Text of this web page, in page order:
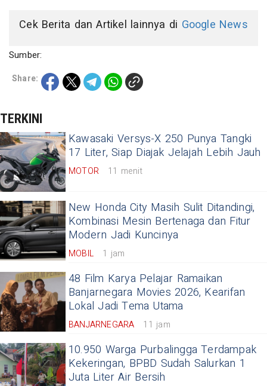
Cek Berita dan Artikel lainnya di Google News
Sumber:
Share:
TERKINI
Kawasaki Versys-X 250 Punya Tangki
17 Liter, Siap Diajak Jelajah Lebih Jauh
MOTOR 11 menit
New Honda City Masih Sulit Ditandingi,
Kombinasi Mesin Bertenaga dan Fitur
Modern Jadi Kuncinya
MOBIL 1 jam
48 Film Karya Pelajar Ramaikan
Banjarnegara Movies 2026, Kearifan
Lokal Jadi Tema Utama
BANJARNEGARA 11 jam
10.950 Warga Purbalingga Terdampak
Kekeringan, BPBD Sudah Salurkan 1
Juta Liter Air Bersih